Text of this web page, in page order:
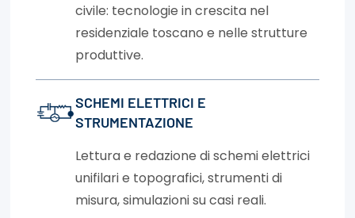
civile: tecnologie in crescita nel
residenziale toscano e nelle strutture
produttive.
SCHEMI ELETTRICI E
STRUMENTAZIONE
Lettura e redazione di schemi elettrici
unifilari e topografici, strumenti di
misura, simulazioni su casi reali.